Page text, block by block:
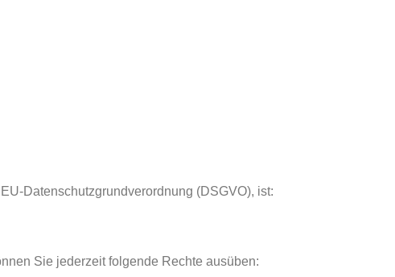
Datenschutzgrundverordnung (DSGVO), ist:
Sie jederzeit folgende Rechte ausüben: